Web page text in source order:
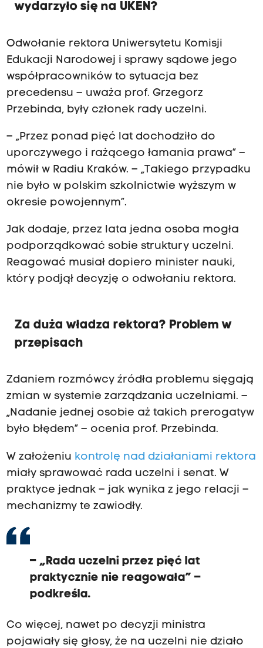
wydarzyło się na UKEN?
Odwołanie rektora Uniwersytetu Komisji
Edukacji Narodowej i sprawy sądowe jego
współpracowników to sytuacja bez
precedensu – uważa prof. Grzegorz
Przebinda, były członek rady uczelni.
– „Przez ponad pięć lat dochodziło do
uporczywego i rażącego łamania prawa” –
mówił w Radiu Kraków. – „Takiego przypadku
nie było w polskim szkolnictwie wyższym w
okresie powojennym”.
Jak dodaje, przez lata jedna osoba mogła
podporządkować sobie struktury uczelni.
Reagować musiał dopiero minister nauki,
który podjął decyzję o odwołaniu rektora.
Za duża władza rektora? Problem w
przepisach
Zdaniem rozmówcy źródła problemu sięgają
zmian w systemie zarządzania uczelniami. –
„Nadanie jednej osobie aż takich prerogatyw
było błędem” – ocenia prof. Przebinda.
W założeniu kontrolę nad działaniami rektora
miały sprawować rada uczelni i senat. W
praktyce jednak – jak wynika z jego relacji –
mechanizmy te zawiodły.
– „Rada uczelni przez pięć lat
praktycznie nie reagowała” –
podkreśla.
Co więcej, nawet po decyzji ministra
pojawiały się głosy, że na uczelni nie działo